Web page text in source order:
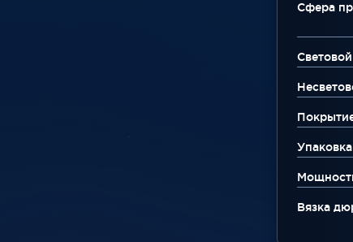
Сфера
Упаковка
Вязка